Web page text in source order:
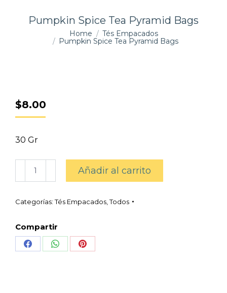
Pumpkin Spice Tea Pyramid Bags
Home
Tés Empacados
Pumpkin Spice Tea Pyramid Bags
$8.00
30 Gr
Pumpkin
Spice
Tea
Bags
cantidad
Añadir al carrito
Categorías:Tés Empacados ,Todos
Compartir
Share Share Share